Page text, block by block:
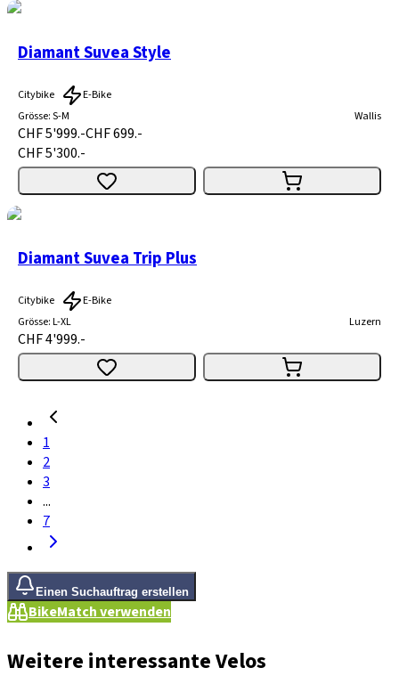
Diamant Suvea Style
Citybike
E-Bike
Grösse:S-M Wallis
CHF 5'999.-CHF 699.-
CHF 5'300.-
Diamant Suvea Trip Plus
Citybike
E-Bike
Grösse:L-XL Luzern
CHF 4'999.-
1
2
3
...
7
Einen Suchauftrag erstellen
BikeMatch verwenden
Weitere interessante Velos